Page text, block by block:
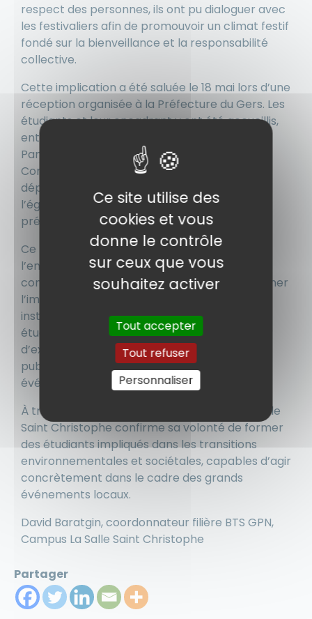
respect des personnes, ils ont pu dialoguer avec
les festivaliers afin de promouvoir un climat festif
fondé sur la bienveillance et la responsabilité
collective.
Cette implication a été saluée le 18 mai lors d’une
réception organisée à la Préfecture du Gers. Les
étudiants et leur encadrant y ont été accueillis,
entre autres, par Madame Nathalie Duclovel-
Pame, sous-préfète de l’arrondissement de
Condom, Madame Nicole Pascolini, déléguée
départementale aux droits des femmes et à
l’égalité, ainsi que Monsieur Gilles Boyer,
président du Festival des Bandas.
Ce temps d’échange a permis de valoriser
l’engagement des jeunes dans des actions
concrètes au service du territoire et de souligner
l’importance des partenariats entre acteurs
institutionnels, associatifs et éducatifs. Les
étudiants ont notamment partagé leur retour
d’expérience sur les échanges menés avec le
public et sur les enjeux rencontrés lors d’un
événement d’une telle ampleur.
À travers cette mobilisation, le Campus La Salle
Saint Christophe confirme sa volonté de former
des étudiants impliqués dans les transitions
environnementales et sociétales, capables d’agir
concrètement dans le cadre des grands
événements locaux.
David Baratgin, coordonnateur filière BTS GPN,
Campus La Salle Saint Christophe
Partager
Ce site utilise des
cookies et vous
donne le contrôle
sur ceux que vous
souhaitez activer
Tout accepter
Tout refuser
Personnaliser